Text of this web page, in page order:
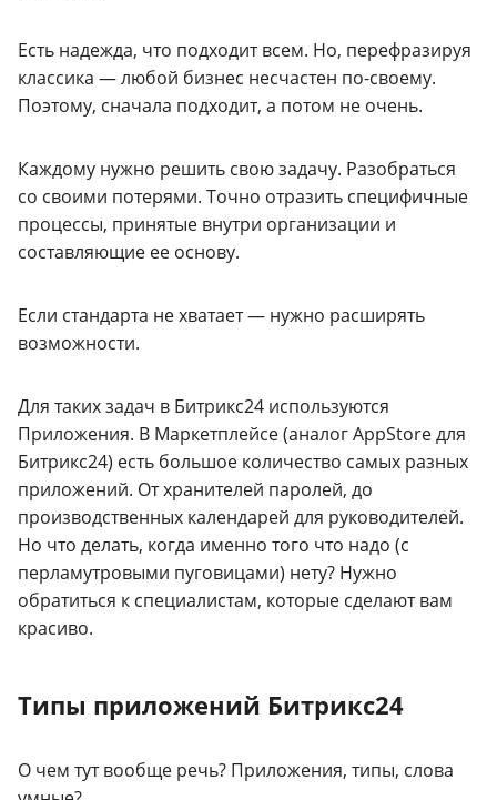
Есть надежда, что подходит всем. Но, перефразируя
классика — любой бизнес несчастен по-своему.
Поэтому, сначала подходит, а потом не очень.
Каждому нужно решить свою задачу. Разобраться
со своими потерями. Точно отразить специфичные
процессы, принятые внутри организации и
составляющие ее основу.
Если стандарта не хватает — нужно расширять
возможности.
Для таких задач в Битрикс24 используются
Приложения. В Маркетплейсе (аналог AppStore для
Битрикс24) есть большое количество самых разных
приложений. От хранителей паролей, до
производственных календарей для руководителей.
Но что делать, когда именно того что надо (с
перламутровыми пуговицами) нету? Нужно
обратиться к специалистам, которые сделают вам
красиво.
Типы приложений Битрикс24
О чем тут вообще речь? Приложения, типы, слова